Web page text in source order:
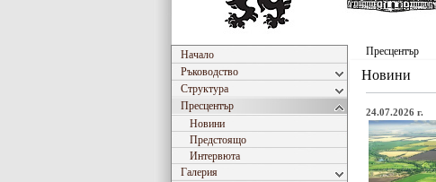
Начало
Ръководство
Структура
Пресцентър
Новини
Предстоящо
Интервюта
Галерия
Пресцентър
Новини
24.07.2026 г.